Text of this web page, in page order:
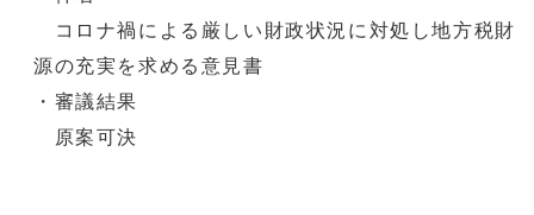
コロナ禍による厳しい財政状況に対処し地方税財
源の充実を求める意見書
・審議結果
原案可決